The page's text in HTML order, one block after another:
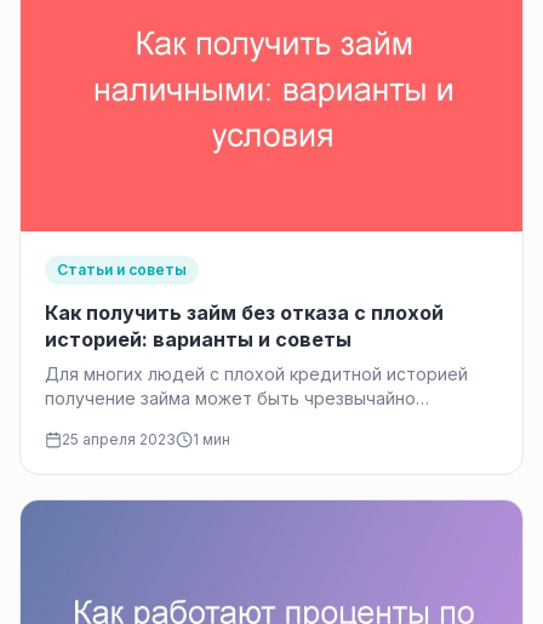
Статьи и советы
Как получить займ без отказа с плохой
историей: варианты и советы
Для многих людей с плохой кредитной историей
получение займа может быть чрезвычайно
могут отказать…
25 апреля 2023 1 мин